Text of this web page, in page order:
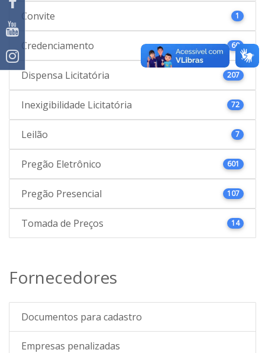
Convite 1
Credenciamento 60
Dispensa Licitatória 207
Inexigibilidade Licitatória 72
Leilão 7
Pregão Eletrônico 601
Pregão Presencial 107
Tomada de Preços 14
Fornecedores
Documentos para cadastro
Empresas penalizadas